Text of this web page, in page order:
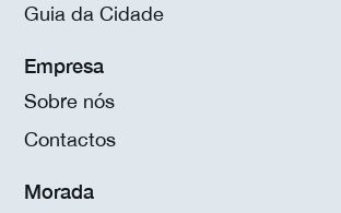
Guia da Cidade
Empresa
Sobre nós
Contactos
Morada